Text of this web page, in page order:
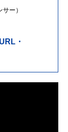
ー）
・